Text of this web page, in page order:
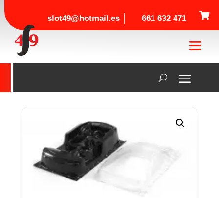
slot49@hotmail.es 661 632 471 